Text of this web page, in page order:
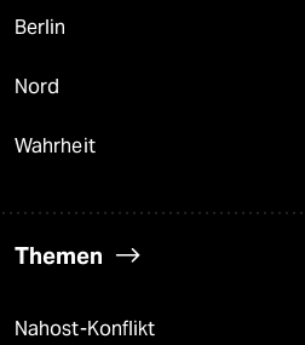
Berlin
Nord
Wahrheit
Themen
Nahost-Konflikt